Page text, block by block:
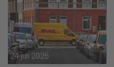
24 juli 2026